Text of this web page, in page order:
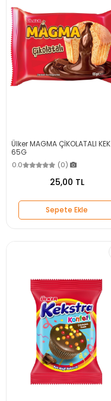
Ülker MAGMA ÇİKOLATALI KEK
65G
0.0 (0)
25,00 TL
Sepete Ekle